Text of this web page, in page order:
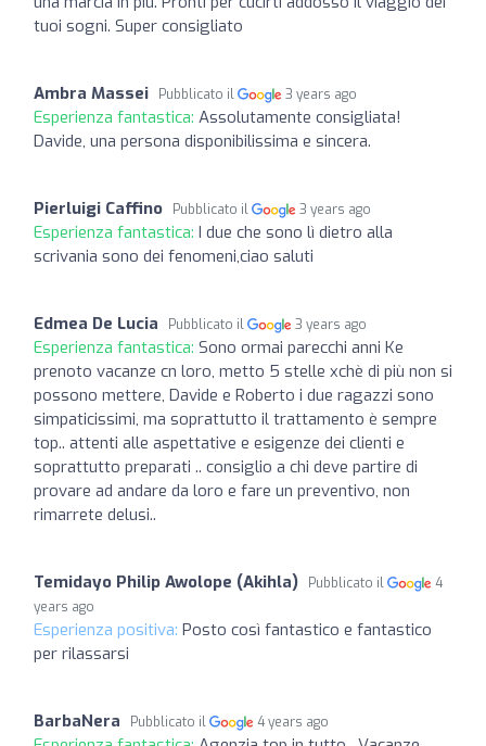
tuoi sogni. Super consigliato
Ambra Massei Pubblicato il 3 years ago
Esperienza fantastica: Assolutamente consigliata!
Davide, una persona disponibilissima e sincera.
Pierluigi Caffino Pubblicato il 3 years ago
Esperienza fantastica: I due che sono lì dietro alla
scrivania sono dei fenomeni,ciao saluti
Edmea De Lucia Pubblicato il 3 years ago
Esperienza fantastica: Sono ormai parecchi anni Ke
prenoto vacanze cn loro, metto 5 stelle xchè di più non si
possono mettere, Davide e Roberto i due ragazzi sono
simpaticissimi, ma soprattutto il trattamento è sempre
top.. attenti alle aspettative e esigenze dei clienti e
soprattutto preparati .. consiglio a chi deve partire di
provare ad andare da loro e fare un preventivo, non
rimarrete delusi..
Temidayo Philip Awolope (Akihla) Pubblicato il
4
years ago
Esperienza positiva: Posto così fantastico e fantastico
per rilassarsi
BarbaNera Pubblicato il 4 years ago